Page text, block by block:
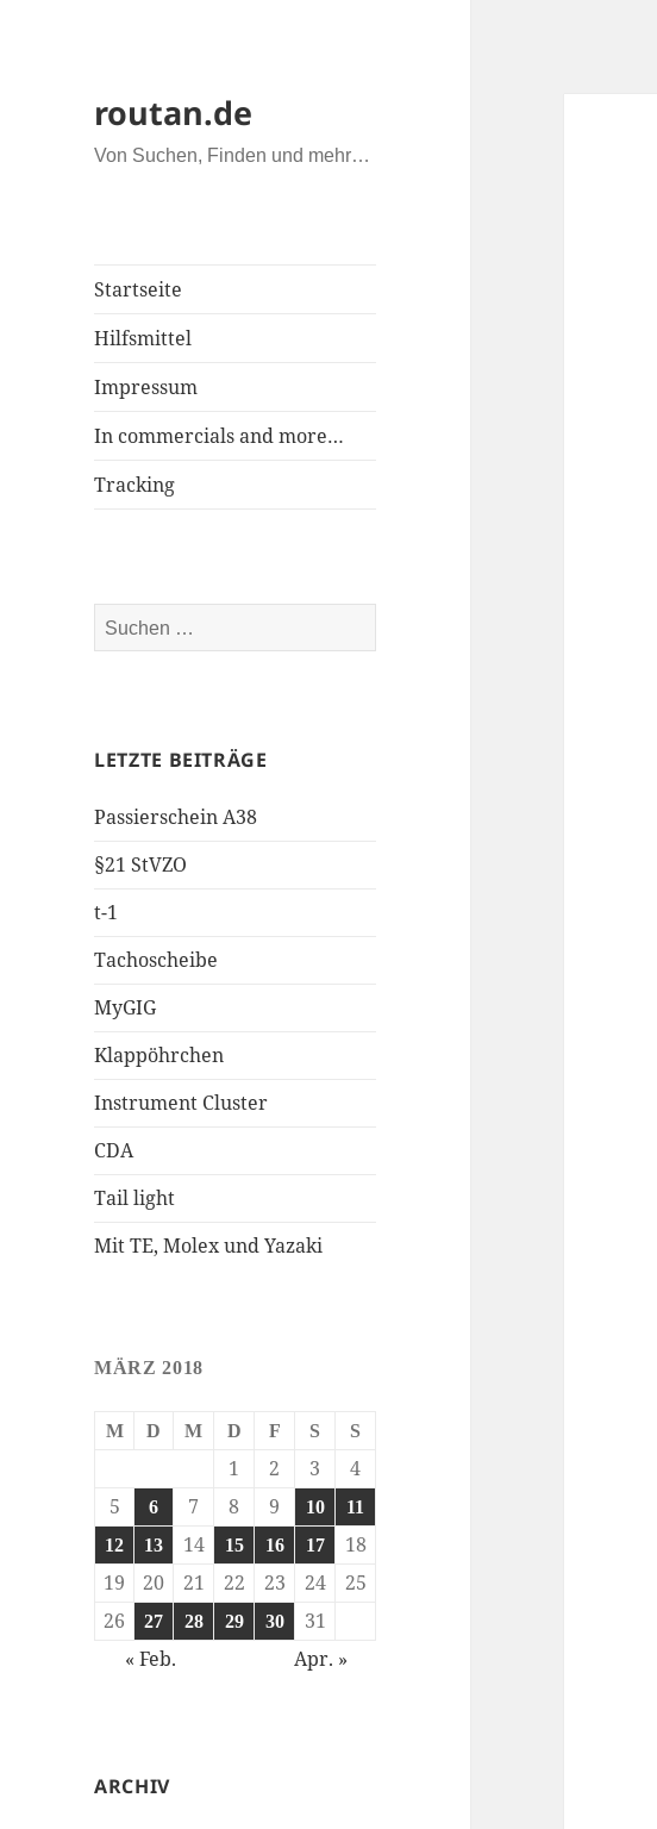
routan.de
Von Suchen, Finden und mehr…
Startseite
Hilfsmittel
Impressum
In commercials and more…
Tracking
Suchen
nach:
LETZTE BEITRÄGE
Passierschein A38
§21 StVZO
t-1
Tachoscheibe
MyGIG
Klappöhrchen
Instrument Cluster
CDA
Tail light
Mit TE, Molex und Yazaki
MÄRZ 2018
M D M D F S S
1 2 3
4
5
6 7 8 9 10
11
12
13 14 15 16 17
18
19
20 21 22 23 24
25
26
27 28 29 30
31
« Feb.
Apr. »
ARCHIV